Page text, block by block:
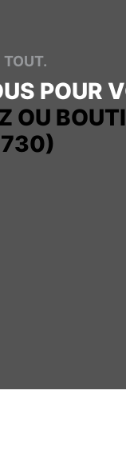
TOUT.
POUR
OU